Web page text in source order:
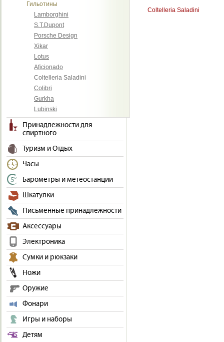
Гильотины
Lamborghini
S.T.Dupont
Porsche Design
Xikar
Lotus
Aficionado
Coltelleria Saladini
Colibri
Gurkha
Lubinski
Принадлежности для
спиртного
Туризм и Отдых
Часы
Барометры и метеостанции
Шкатулки
Письменные принадлежности
Аксессуары
Электроника
Сумки и рюкзаки
Ножи
Оружие
Фонари
Игры и наборы
Детям
Coltelleria Saladini